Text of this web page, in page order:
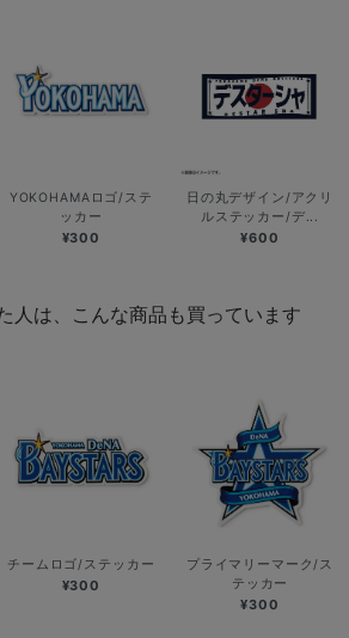
YOKOHAMAロゴ/ステ
ッカー
¥300
日の丸デザイン/アクリ
ルステッカー/デ...
¥600
人は、こんな商品も買っています
チームロゴ/ステッカー
¥300
プライマリーマーク/ス
テッカー
¥300